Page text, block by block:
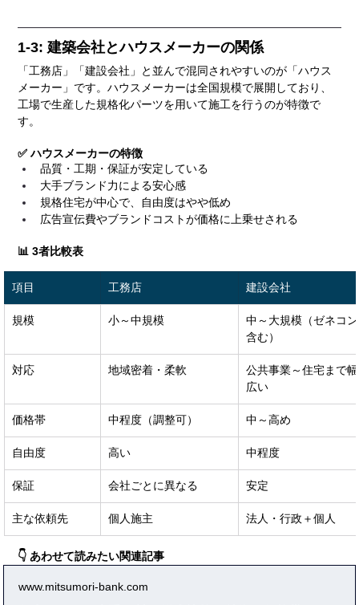
1-3: 建築会社とハウスメーカーの関係
「工務店」「建設会社」と並んで混同されやすいのが「ハウス
メーカー」です。ハウスメーカーは全国規模で展開しており、
工場で生産した規格化パーツを用いて施工を行うのが特徴で
す。
✅ ハウスメーカーの特徴
品質・工期・保証が安定している
大手ブランド力による安心感
規格住宅が中心で、自由度はやや低め
広告宣伝費やブランドコストが価格に上乗せされる
📊 3者比較表
項目 工務店 建設会社
規模 小～中規模
中～大規模（ゼネコン
含む）
対応 地域密着・柔軟
公共事業～住宅まで幅
広い
価格帯 中程度（調整可） 中～高め
自由度 高い 中程度
保証 会社ごとに異なる 安定
主な依頼先 個人施主 法人・行政＋個人
👇 あわせて読みたい関連記事
www.mitsumori-bank.com